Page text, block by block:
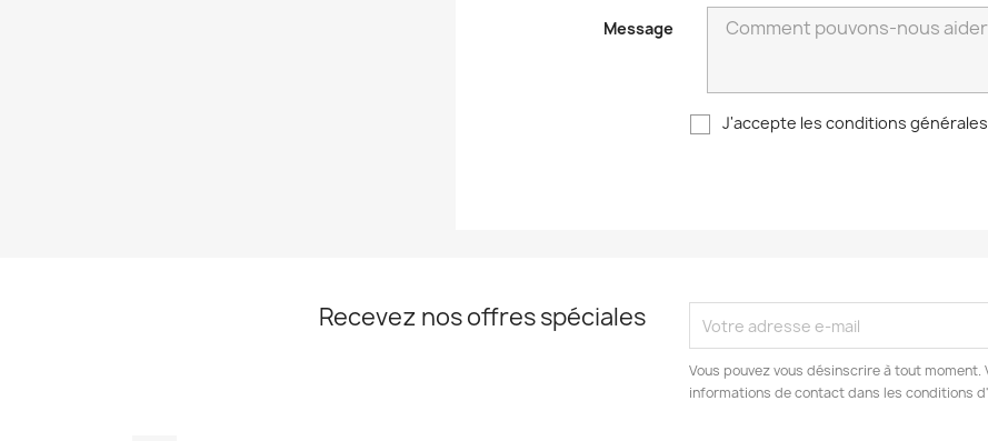
Message
J'accepte les conditions
Recevez nos offres spéciales
Vous pouvez vous désinscrire à tout moment.
informations de contact dans les conditions